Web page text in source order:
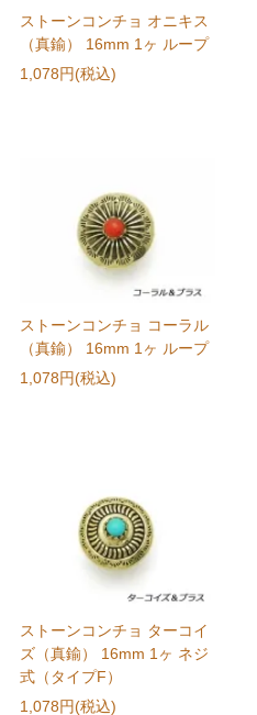
ストーンコンチョ オニキス
（真鍮） 16mm 1ヶ ループ
1,078円(税込)
ストーンコンチョ コーラル
（真鍮） 16mm 1ヶ ループ
1,078円(税込)
ストーンコンチョ ターコイ
ズ（真鍮） 16mm 1ヶ ネジ
式（タイプF）
1,078円(税込)